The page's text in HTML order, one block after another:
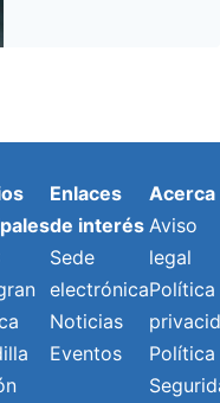
Enlaces
de interés
Sede
electrónica
Noticias
Eventos
Acerca
Aviso
legal
Política
Política